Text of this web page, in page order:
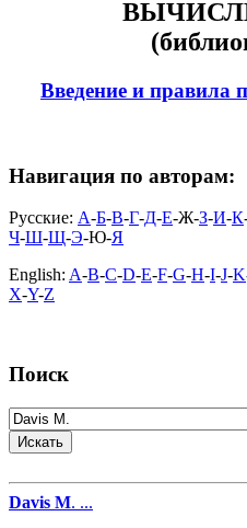
Введение и правила
Навигация по авторам:
Русские: А-Б-В-Г-Д-Е-Ж-З-И-К
Ч-Ш-Щ-Э-Ю-Я
English: A-B-C-D-E-F-G-H-I-J-K
X-Y-Z
Поиск
Davis M. ...